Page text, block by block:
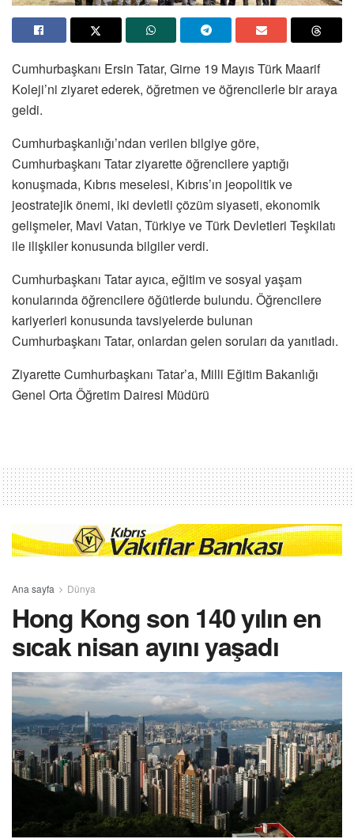
Cumhurbaşkanı Ersin Tatar, Girne 19 Mayıs Türk Maarif
Koleji’ni ziyaret ederek, öğretmen ve öğrencilerle bir araya
geldi.
Cumhurbaşkanlığı’ndan verilen bilgiye göre,
Cumhurbaşkanı Tatar ziyarette öğrencilere yaptığı
konuşmada, Kıbrıs meselesi, Kıbrıs’ın jeopolitik ve
jeostratejik önemi, iki devletli çözüm siyaseti, ekonomik
gelişmeler, Mavi Vatan, Türkiye ve Türk Devletleri Teşkilatı
ile ilişkiler konusunda bilgiler verdi.
Cumhurbaşkanı Tatar ayıca, eğitim ve sosyal yaşam
konularında öğrencilere öğütlerde bulundu. Öğrencilere
kariyerleri konusunda tavsiyelerde bulunan
Cumhurbaşkanı Tatar, onlardan gelen soruları da yanıtladı.
Ziyarette Cumhurbaşkanı Tatar’a, Milli Eğitim Bakanlığı
Genel Orta Öğretim Dairesi Müdürü
Ana sayfa Dünya
Hong Kong son 140 yılın en
sıcak nisan ayını yaşadı